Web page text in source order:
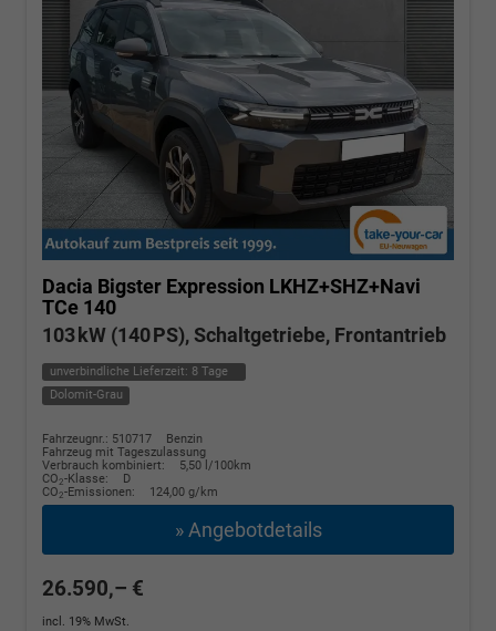
Dacia Bigster Expression LKHZ+SHZ+Navi
TCe 140
103 kW (140 PS), Schaltgetriebe, Frontantrieb
unverbindliche Lieferzeit: 8 Tage
Dolomit-Grau
Fahrzeugnr.: 510717
Benzin
Fahrzeug mit Tageszulassung
Verbrauch kombiniert:
5,50 l/100km
CO2-Klasse:
D
CO2-Emissionen: 124,00 g/km
» Angebotdetails
26.590,– €
incl. 19% MwSt.